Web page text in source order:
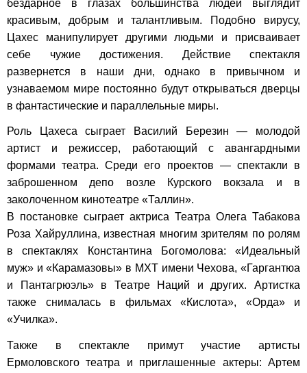
бездарное в глазах большинства людей выглядит
красивым, добрым и талантливым. Подобно вирусу,
Цахес манипулирует другими людьми и присваивает
себе чужие достижения. Действие спектакля
развернется в наши дни, однако в привычном и
узнаваемом мире постоянно будут открываться дверцы
в фантастические и параллельные миры.
Роль Цахеса сыграет Василий Березин — молодой
артист и режиссер, работающий с авангардными
формами театра. Среди его проектов — спектакли в
заброшенном депо возле Курского вокзала и в
заколоченном кинотеатре «Таллин».
В постановке сыграет актриса Театра Олега Табакова
Роза Хайруллина, известная многим зрителям по ролям
в спектаклях Константина Богомолова: «Идеальный
муж» и «Карамазовы» в МХТ имени Чехова, «Гаргантюа
и Пантагрюэль» в Театре Наций и других. Артистка
также снималась в фильмах «Кислота», «Орда» и
«Училка».
Также в спектакле примут участие артисты
Ермоловского театра и приглашенные актеры: Артем